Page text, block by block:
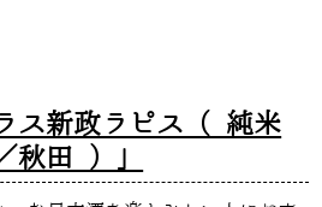
ス新政ラピス（ 純米
秋田 ）」